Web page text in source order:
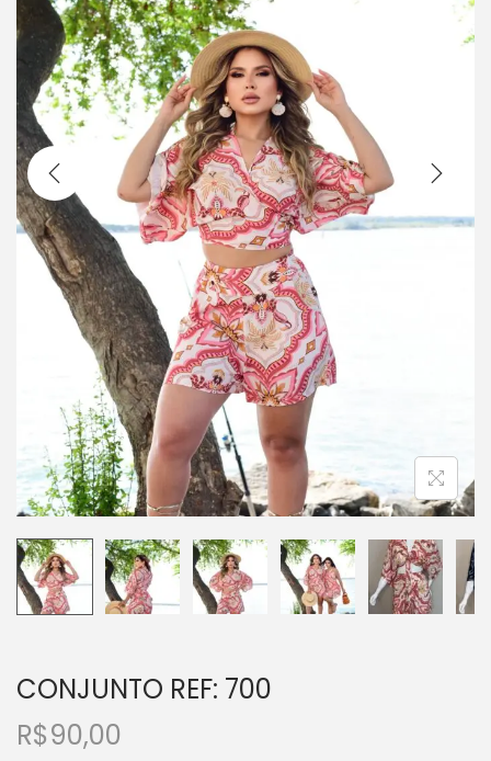
CONJUNTO REF: 700
R$90,00